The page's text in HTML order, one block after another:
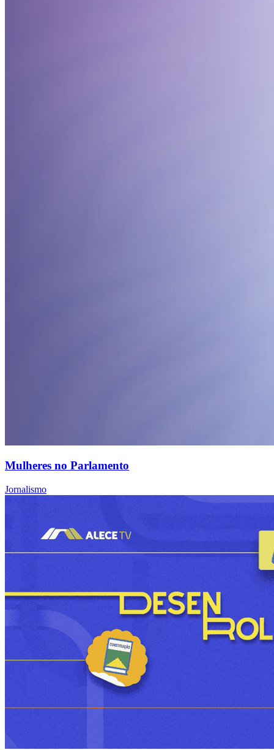
Mulheres no Parlamento
Jornalismo